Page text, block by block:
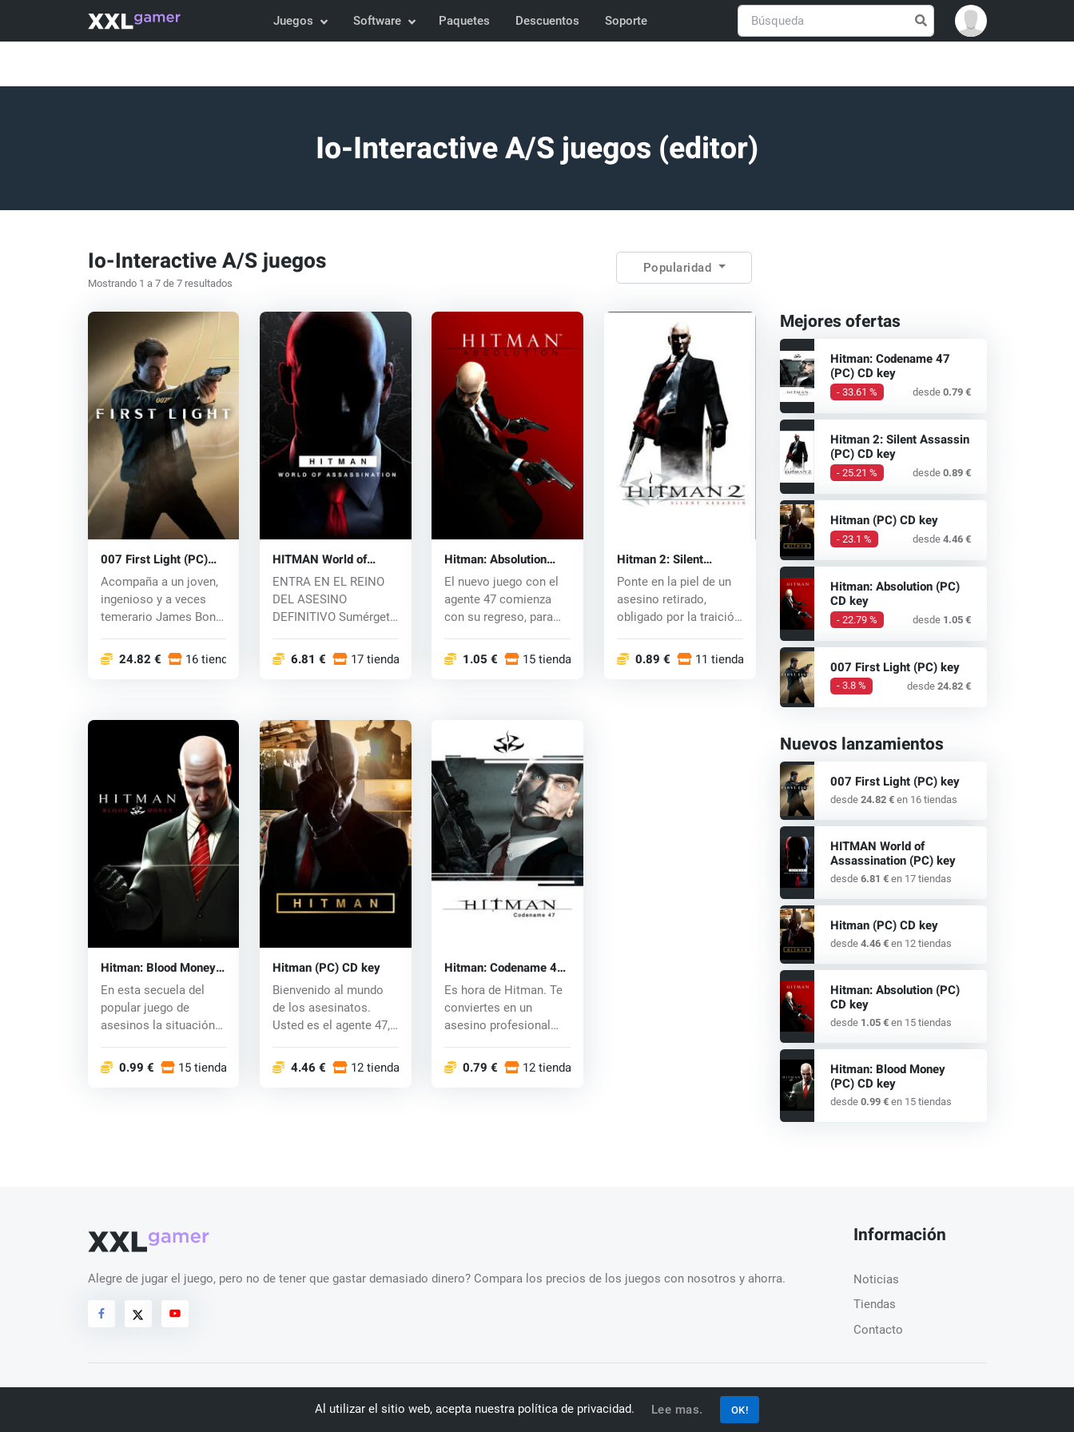
Juegos Software Paquetes Descuentos Soporte
Io-Interactive A/S juegos (editor)
Io-Interactive A/S juegos
Mostrando 1 a 7 de 7 resultados
Popularidad
007 First Light (PC)
key
Acompaña a un joven,
ingenioso y a veces
temerario James Bond
24.82 € 16 tiendas
HITMAN World of
Assassination (PC) key
ENTRA EN EL REINO
DEL ASESINO
DEFINITIVO Sumérgete
defini...
6.81 € 17 tiendas
Hitman: Absolution
(PC) CD key
El nuevo juego con el
agente 47 comienza
con su regreso, para
1.05 € 15 tiendas
Hitman 2: Silent
Assassin (PC) CD key
Ponte en la piel de un
asesino retirado,
obligado por la traición
0.89 € 11 tiendas
Hitman: Blood Money
(PC) CD key
En esta secuela del
popular juego de
asesinos la situación
0.99 € 15 tiendas
Hitman (PC) CD key
Bienvenido al mundo
de los asesinatos.
Usted es el agente 47,
4.46 € 12 tiendas
Hitman: Codename 47
(PC) CD key
Es hora de Hitman. Te
conviertes en un
asesino profesional
0.79 € 12 tiendas
Mejores ofertas
Hitman: Codename 47
(PC) CD key
- 33.61 % desde 0.79 €
Hitman 2: Silent Assassin
(PC) CD key
- 25.21 % desde 0.89 €
Hitman (PC) CD key
- 23.1 % desde 4.46 €
Hitman: Absolution (PC)
CD key
- 22.79 % desde 1.05 €
007 First Light (PC) key
- 3.8 % desde 24.82 €
Nuevos lanzamientos
007 First Light (PC) key
desde 24.82 €en 16 tiendas
HITMAN World of
Assassination (PC) key
desde 6.81 €en 17 tiendas
Hitman (PC) CD key
desde 4.46 €en 12 tiendas
Hitman: Absolution (PC)
CD key
desde 1.05 €en 15 tiendas
Hitman: Blood Money
(PC) CD key
desde 0.99 €en 15 tiendas
Alegre de jugar el juego, pero no de tener que gastar demasiado dinero? Compara los precios de los juegos con nosotros y ahorra.
Información
Noticias
Tiendas
Contacto
Español
Al utilizar el sitio web, acepta nuestra política de privacidad. Lee mas. OK!